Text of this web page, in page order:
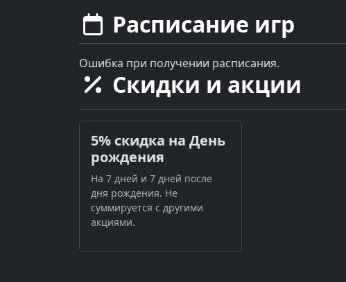
Расписание игр
Ошибка при получении расписания.
Скидки и акции
5% скидка на День
рождения
На 7 дней и 7 дней после
дня рождения. Не
суммируется с другими
акциями.